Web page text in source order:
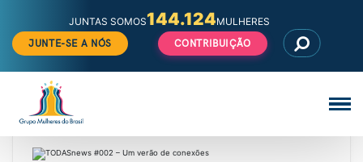
Pular
JUNTAS SOMOS144.124MULHERES
JUNTE-SE A NÓS CONTRIBUIÇÃO
NEWSLETTER INTERNACIONAL
TODASnews #002 – Um verão de conexões
Veja
posts
Internacional